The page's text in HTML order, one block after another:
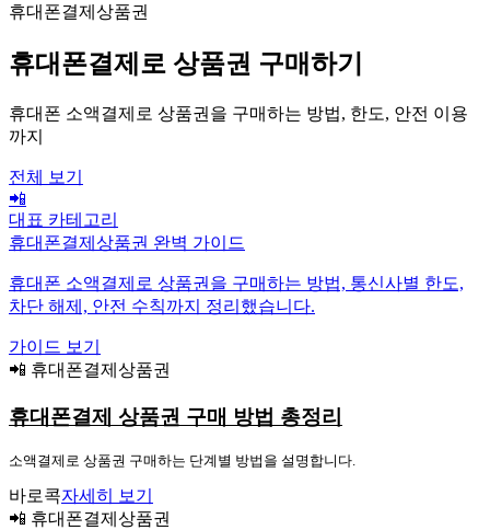
휴대폰결제상품권
휴대폰결제로 상품권 구매하기
휴대폰 소액결제로 상품권을 구매하는 방법, 한도, 안전 이용
까지
전체 보기
📲
대표 카테고리
휴대폰결제상품권 완벽 가이드
휴대폰 소액결제로 상품권을 구매하는 방법, 통신사별 한도,
차단 해제, 안전 수칙까지 정리했습니다.
가이드 보기
📲 휴대폰결제상품권
휴대폰결제 상품권 구매 방법 총정리
소액결제로 상품권 구매하는 단계별 방법을 설명합니다.
바로콕자세히 보기
📲 휴대폰결제상품권